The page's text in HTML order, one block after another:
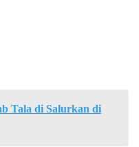
Tala di Salurkan di